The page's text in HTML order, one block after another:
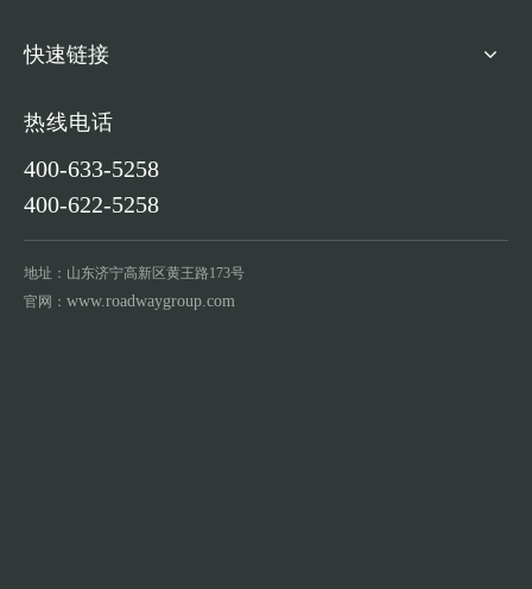
快速链接
热线电话
400-633-5258
400-622-5258
地址：山东济宁高新区黄王路173号
官网： www.roadwaygroup.com